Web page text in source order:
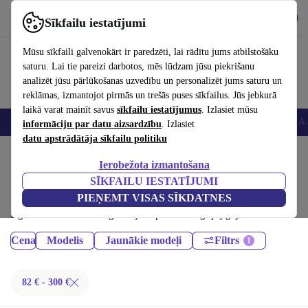
Sīkfailu iestatījumi
Mūsu sīkfaili galvenokārt ir paredzēti, lai rādītu jums atbilstošāku
saturu. Lai tie pareizi darbotos, mēs lūdzam jūsu piekrišanu
analizēt jūsu pārlūkošanas uzvedību un personalizēt jums saturu un
reklāmas, izmantojot pirmās un trešās puses sīkfailus. Jūs jebkurā
laikā varat mainīt savus sīkfailu iestatījumus. Izlasiet mūsu
informāciju par datu aizsardzību. Izlasiet
datu apstrādātāja sīkfailu politiku
Ierobežota izmantošana
SĪKFAILU IESTATĪJUMI
PIEŅEMT VISAS SĪKDATNES
Izmantojiet refurbed ātri un viegli
Viedtālruņi Portatīvie datori Planšetes Viedpulksteņi
iPad:
Sertificēti atjaunoti iPad līdz 300 € – ietaupiet līdz 40 %. 30 dienu
atgriešana un 12 mēnešu garantija. Iepērcieties ilgtspējīgi jau šodien!
Cena Modelis Jaunākie modeļi Filtrs
82 € - 300 €